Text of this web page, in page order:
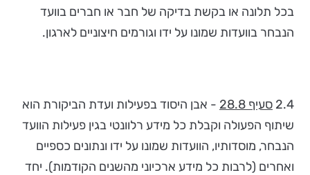
בכל תלונה או בקשת בדיקה של חבר או חברים בוועד
הנבחר בוועדות שמונו על ידו וגורמים חיצוניים לארגון.
2.4 סעיף 28.8
- אבן היסוד בפעילות ועדת הביקורת הוא
שיתוף הפעולה וקבלת כל מידע רלוונטי בגין פעילות הוועד
הנבחר, מוסדותיו, הוועדות שמונו על ידו ונתונים כספיים
ואחרים (לרבות כל מידע ארכיוני מהשנים הקודמות). יחד